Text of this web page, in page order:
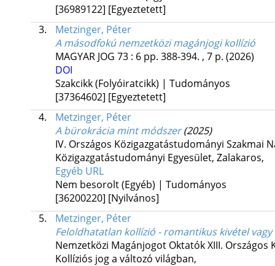
[36989122] [Egyeztetett]
3.
Metzinger, Péter
A másodfokú nemzetközi magánjogi kollízió
MAGYAR JOG 73: 6 pp. 388-394. , 7 p. (2026)
DOI
Szakcikk (Folyóiratcikk) | Tudományos
[37364602] [Egyeztetett]
4.
Metzinger, Péter
A bürokrácia mint módszer (2025)
IV. Országos Közigazgatástudományi Szakmai
Közigazgatástudományi Egyesület, Zalakaros,
Egyéb URL
Nem besorolt (Egyéb) | Tudományos
[36200220] [Nyilvános]
5.
Metzinger, Péter
Feloldhatatlan kollízió - romantikus kivétel
Nemzetközi Magánjogot Oktatók XIII. Országos
Kollíziós jog a változó világban,